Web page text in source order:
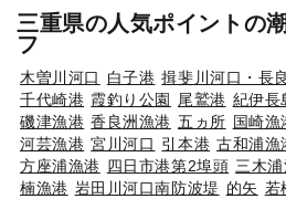
三重県の人気ポイントの
フ
木曽川河口 白子港 揖斐川河口・長
千代崎港 霞釣り公園 尾鷲港 紀伊長
磯津漁港 香良洲漁港 五ヵ所 国崎漁
河芸漁港 宮川河口 引本港 古和浦漁
方座浦漁港 四日市港第2埠頭 三木
楠漁港 岩田川河口南防波堤 的矢 若